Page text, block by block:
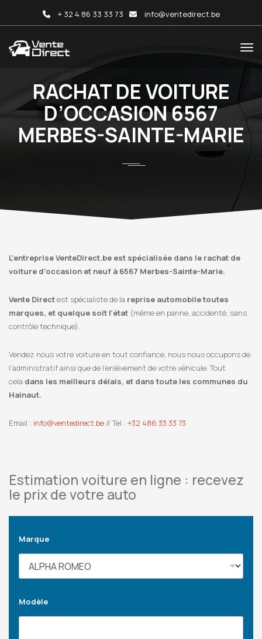
+ 32 4 86 33 33 73 info@ventedirect.be
RACHAT DE VOITURE
D’OCCASION 6567
MERBES-SAINTE-MARIE
L’entreprise VenteDirect.be est spécialisée dans le rachat de
voiture d’occasion et neuf à 6567 Merbes-Sainte-Marie.
Vente Directest spécialiste de la reprise automobile toutes
marques, et quelque soit l’état (même en panne, accidenté, sans
contrôle technique).
Vendez nous votre voiture en tout confiance, nous nous occupons de
l’administratif ainsi que de l’enlèvement de votre véhicule. Tout
cela dans les meilleurs délais, et dans toute les communes du
Hainaut.
Email : info@ventedirect.be // Tel : +32 486 33 33 73
Estimation voiture en ligne : recevez
le prix de votre auto
Marque
Modèle